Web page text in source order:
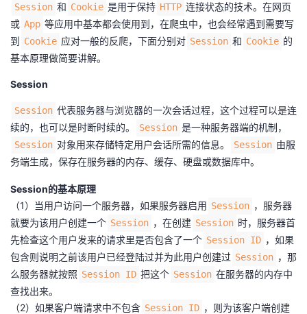
子
直
播
的
活
我
的
注
我
开
发
者
学
堂
我
的
Programs
我
的
支
持
我
的
我
Session 和 Cookie 是用于保持 HTTP 连接状态的技术。在网页
或 App 等应用中基本都会使用到，在爬虫中，也会经常遇到需要写
到 Cookie 应对一般的反爬，下面分别对 Session 和 Cookie 的
基本原理做简要讲解。
Session
Session 代表服务器与浏览器的一次会话过程，这个过程可以是连
续的，也可以是时断时续的。
Session 是一种服务器端的机制，
Session 对象用来存储特定用户会话所需的信息。 Session 由服
务端生成，保存在服务器的内存、缓存、硬盘或数据库中。
Session的基本原理
（1）当用户访问一个服务器，如果服务器启用 Session ，服务器
就要为该用户创建一个 Session ，在创建 Session 时，服务器首
先检查这个用户发来的请求里是否包含了一个 Session ID ，如果
包含则说明之前该用户已经登陆过并为此用户创建过 Session ，那
么服务器就按照 Session ID 把这个 Session 在服务器的内存中
查找出来。
（2）如果客户端请求中不包含 Session ID ，则为该客户端创建